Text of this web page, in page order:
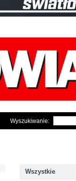
Wyszukiwanie:
Wszystkie